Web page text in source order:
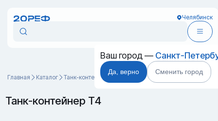
Челябинск
Ваш город — Санкт-
Да, верно Сменить город
Главная Каталог Танк-контейнеры Танк-контейнер Т4
Танк-контейнер Т4